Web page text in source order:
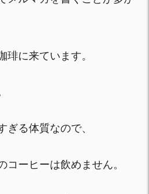
琲に来ています。
ぎる体質なので、
コーヒーは飲めません。